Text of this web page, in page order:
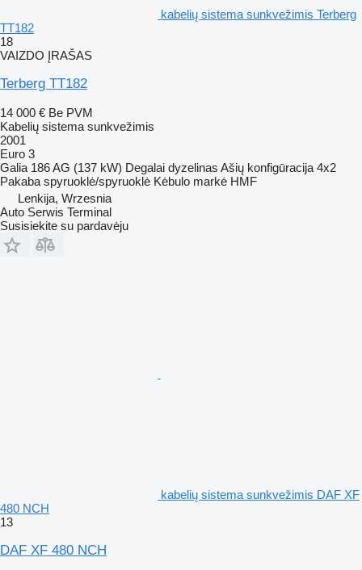
kabelių sistema sunkvežimis Terberg
TT182
18
VAIZDO ĮRAŠAS
Terberg TT182
14 000 € Be PVM
Kabelių sistema sunkvežimis
2001
Euro 3
Galia 186 AG (137 kW) Degalai dyzelinas Ašių konfigūracija 4x2
Pakaba spyruoklė/spyruoklė Kėbulo markė HMF
Lenkija, Wrzesnia
Auto Serwis Terminal
Susisiekite su pardavėju
kabelių sistema sunkvežimis DAF XF
480 NCH
13
DAF XF 480 NCH